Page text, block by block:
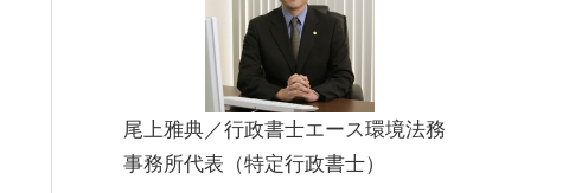
尾上雅典／行政書士エース環境法務
事務所代表（特定行政書士）